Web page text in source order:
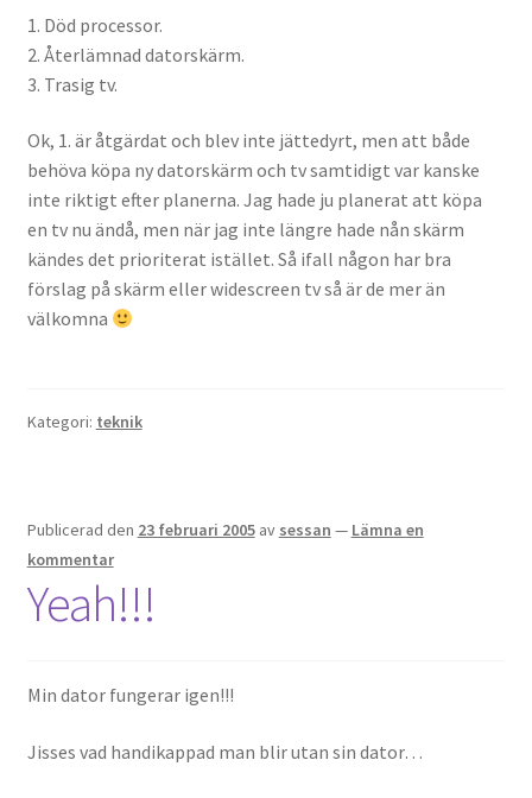
Information
Klädkod: Mörk kostym
Vigseln: Maria Magdalena Kyrka
Festen: Villa Ludvigsberg
Toastmaster
Önskelista
OSA
Kassa
1. Död processor.
2. Återlämnad datorskärm.
3. Trasig tv.
Ok, 1. är åtgärdat och blev inte jättedyrt, men att både
behöva köpa ny datorskärm och tv samtidigt var kanske
inte riktigt efter planerna. Jag hade ju planerat att köpa
en tv nu ändå, men när jag inte längre hade nån skärm
kändes det prioriterat istället. Så ifall någon har bra
förslag på skärm eller widescreen tv så är de mer än
välkomna
Kategori: teknik
Publicerad den 23 februari 2005 av sessan — Lämna en
kommentar
Yeah!!!
Min dator fungerar igen!!!
Jisses vad handikappad man blir utan sin dator…